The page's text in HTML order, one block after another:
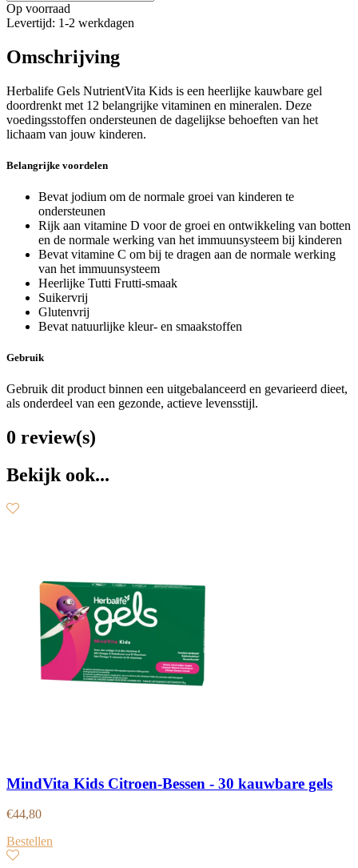
Op voorraad
Levertijd: 1-2 werkdagen
Omschrijving
Herbalife Gels NutrientVita Kids is een heerlijke kauwbare gel
doordrenkt met 12 belangrijke vitaminen en mineralen. Deze
voedingsstoffen ondersteunen de dagelijkse behoeften van het
lichaam van jouw kinderen.
Belangrijke voordelen
Bevat jodium om de normale groei van kinderen te
ondersteunen
Rijk aan vitamine D voor de groei en ontwikkeling van botten
en de normale werking van het immuunsysteem bij kinderen
Bevat vitamine C om bij te dragen aan de normale werking
van het immuunsysteem
Heerlijke Tutti Frutti-smaak
Suikervrij
Glutenvrij
Bevat natuurlijke kleur- en smaakstoffen
Gebruik
Gebruik dit product binnen een uitgebalanceerd en gevarieerd dieet,
als onderdeel van een gezonde, actieve levensstijl.
0 review(s)
Bekijk ook...
MindVita Kids Citroen-Bessen - 30 kauwbare gels
€44,80
Bestellen